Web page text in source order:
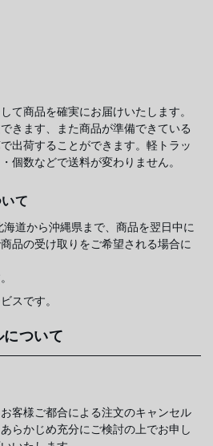
て商品を確実にお届けいたします。
きます、また商品が準備できている
出荷することができます。軽トラッ
個数などで送料が変わりません。
て
道から沖縄県まで、商品を翌日中に
品の受け取りをご希望される場合に
スです。
ついて
客様ご都合による注文のキャンセル
らかじめ充分にご検討の上でお申し